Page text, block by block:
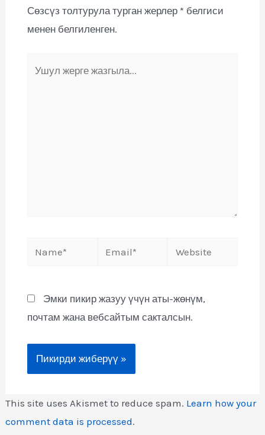
Сөзсүз толтурула турган жерлер * белгиси
менен белгиленген.
Эмки пикир жазуу үчүн аты-жөнүм,
почтам жана вебсайтым сакталсын.
This site uses Akismet to reduce spam. Learn how your
comment data is processed.